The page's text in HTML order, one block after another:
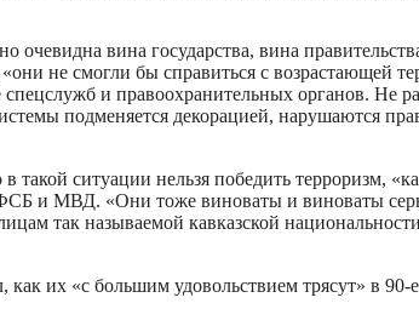
вина государства, вина
не смогли бы справиться с возрастающей
и правоохранительных органов. Не
подменяется декорацией, нарушаются
такой ситуации нельзя победить терроризм,
и МВД. «Они тоже виноваты и виноваты
так называемой кавказской
их «с большим удовольствием трясут» в 90-